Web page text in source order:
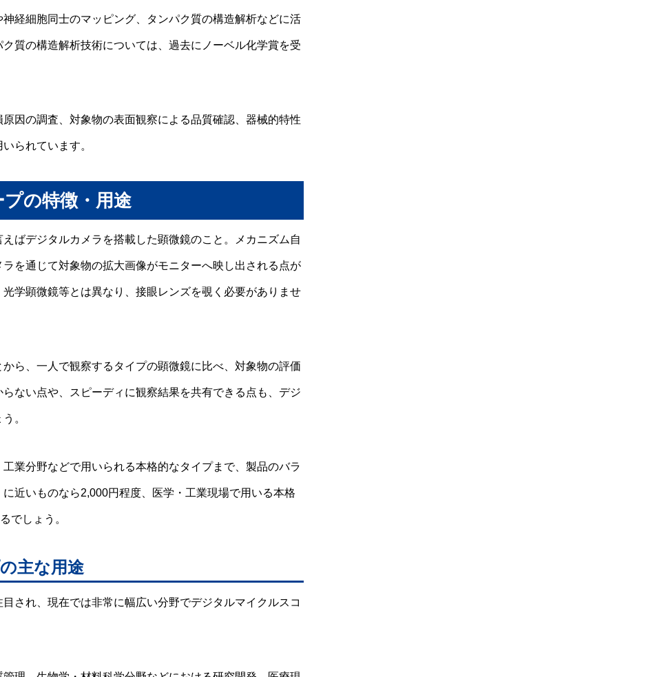
経細胞同士のマッピング、タンパク質の構造解析などに活
質の構造解析技術については、過去にノーベル化学賞を受
因の調査、対象物の表面観察による品質確認、器械的特性
られています。
の特徴・用途
ばデジタルカメラを搭載した顕微鏡のこと。メカニズム自
を通じて対象物の拡大画像がモニターへ映し出される点が
学顕微鏡等とは異なり、接眼レンズを覗く必要がありませ
ら、一人で観察するタイプの顕微鏡に比べ、対象物の評価
ない点や、スピーディに観察結果を共有できる点も、デジ
。
業分野などで用いられる本格的なタイプまで、製品のバラ
近いものなら2,000円程度、医学・工業現場で用いる本格
でしょう。
主な用途
され、現在では非常に幅広い分野でデジタルマイクルスコ